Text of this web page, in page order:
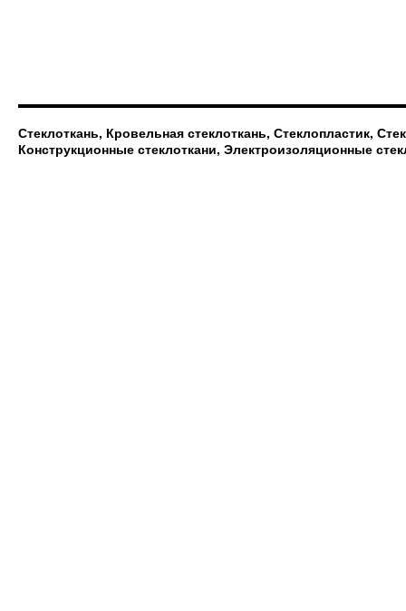
Стеклоткань, Кровельная стеклоткань, Стеклопластик,
Конструкционные стеклоткани, Электроизоляционные